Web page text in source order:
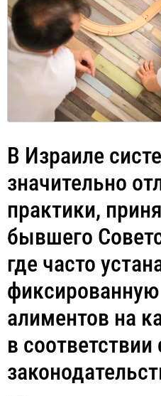
В Израиле
значительно
практики,
бывшего
где часто
алиментов на
в соответствии